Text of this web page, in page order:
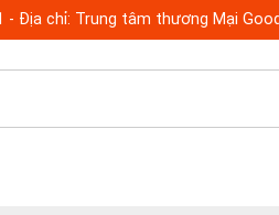
Địa chỉ: Trung tâm thương Mại